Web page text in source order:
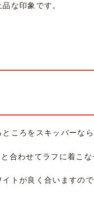
な印象です。
ころをスキッパーな
合わせてラフに着こな
トが良く合いますの